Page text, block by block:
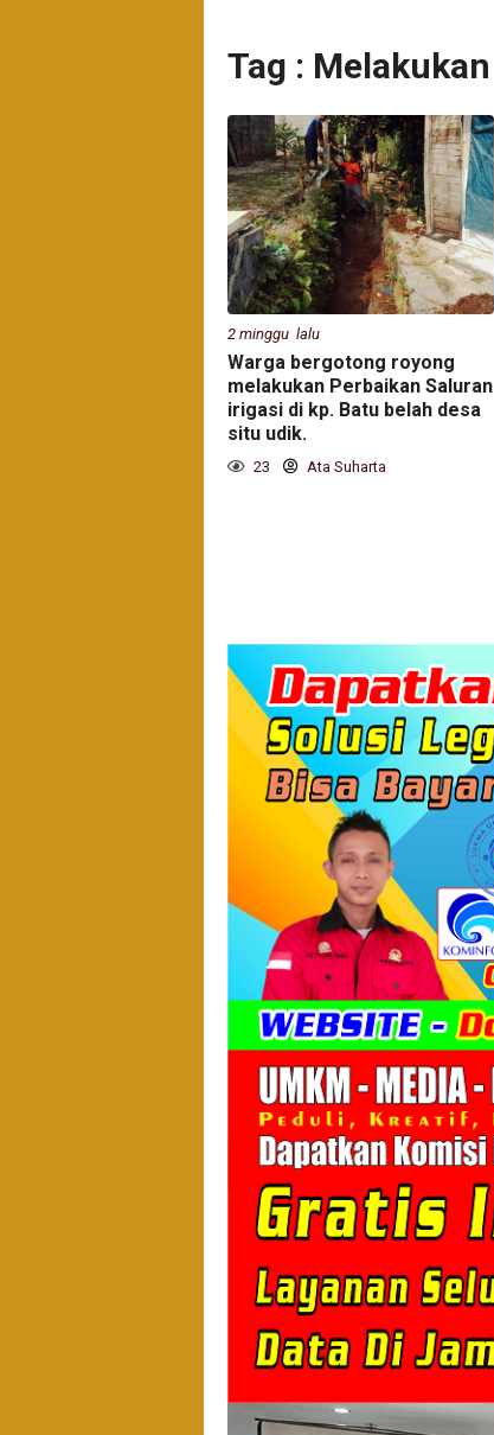
Tag : Melakukan
2 minggu lalu
Warga bergotong royong
melakukan Perbaikan Saluran
irigasi di kp. Batu belah desa
situ udik.
23 Ata Suharta